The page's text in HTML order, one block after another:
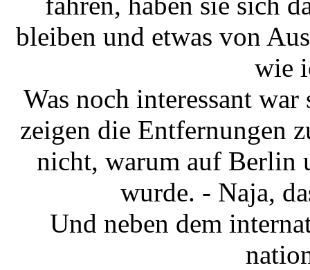
bleiben und etwas von
wie
Was noch interessant
zeigen die Entfernungen
nicht, warum auf Berlin
wurde. - Naja,
Und neben dem